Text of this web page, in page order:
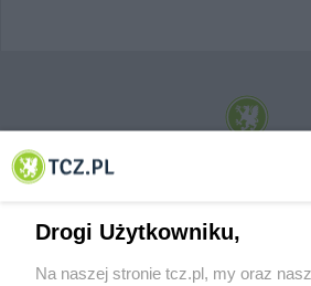
© 2001-2026 Tczew - TCZ.PL Sp. z o.o.
Drogi Użytkowniku,
Na naszej stronie tcz.pl, my oraz